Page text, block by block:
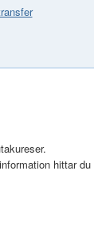
hittar du